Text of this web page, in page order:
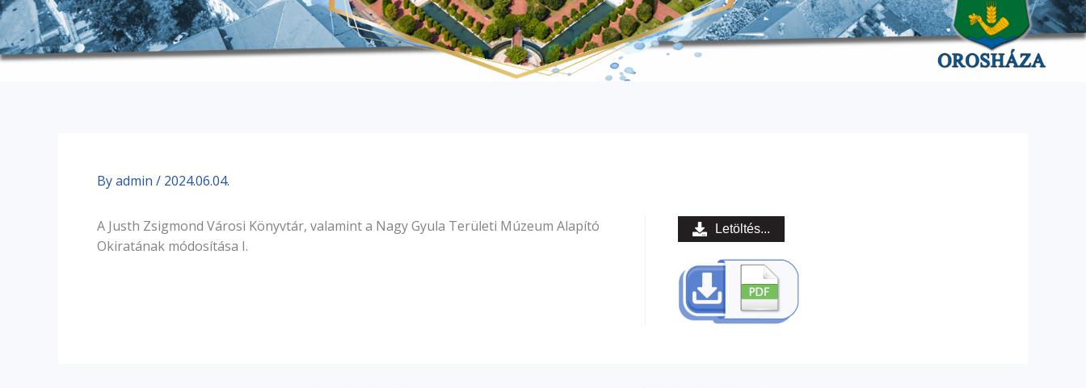
Byadmin / 2024.06.04.
A Justh Zsigmond Városi Könyvtár, valamint a Nagy Gyula Területi Múzeum Alapító
Okiratának módosítása I.
Letöltés...